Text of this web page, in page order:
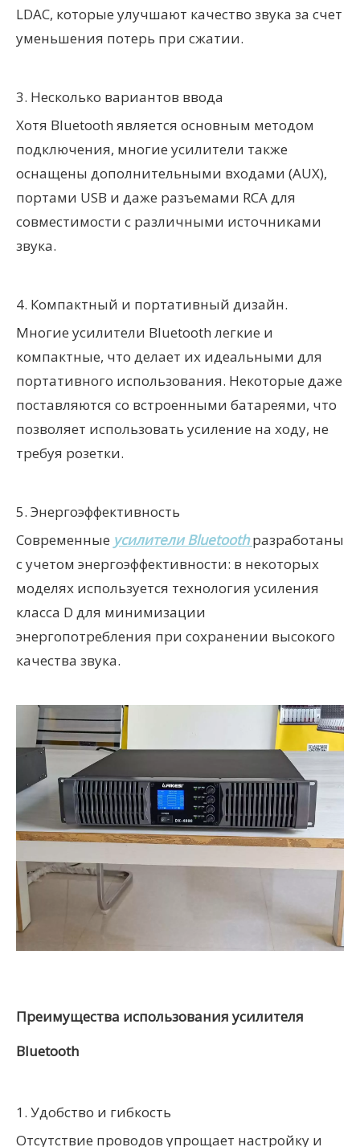
LDAC, которые улучшают качество звука за счет
уменьшения потерь при сжатии.
3. Несколько вариантов ввода
Хотя Bluetooth является основным методом
подключения, многие усилители также
оснащены дополнительными входами (AUX),
портами USB и даже разъемами RCA для
совместимости с различными источниками
звука.
4. Компактный и портативный дизайн.
Многие усилители Bluetooth легкие и
компактные, что делает их идеальными для
портативного использования. Некоторые даже
поставляются со встроенными батареями, что
позволяет использовать усиление на ходу, не
требуя розетки.
5. Энергоэффективность
Современные усилители Bluetoothразработаны
с учетом энергоэффективности: в некоторых
моделях используется технология усиления
класса D для минимизации
энергопотребления при сохранении высокого
качества звука.
Преимущества использования усилителя
Bluetooth
1. Удобство и гибкость
Отсутствие проводов упрощает настройку и